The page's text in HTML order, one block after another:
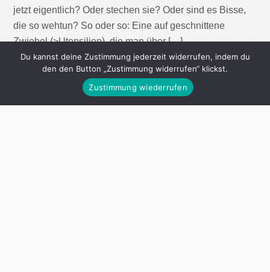
jetzt eigentlich? Oder stechen sie? Oder sind es Bisse,
die so wehtun? So oder so: Eine auf geschnittene
Zwiebel (>Utensilien), die man über […]
Continue Reading
Du kannst deine Zustimmung jederzeit widerrufen, indem du
den den Button „Zustimmung widerrufen“ klickst.
Zustimmung wiederrufen